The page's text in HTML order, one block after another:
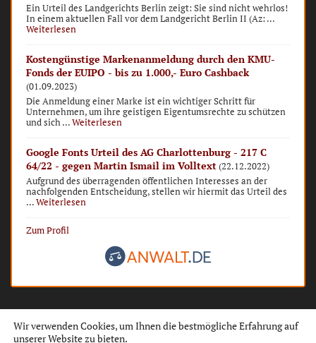
Ein Urteil des Landgerichts Berlin zeigt: Sie sind nicht wehrlos!
In einem aktuellen Fall vor dem Landgericht Berlin II (Az: ...
Weiterlesen
Kostengünstige Markenanmeldung durch den KMU-
Fonds der EUIPO - bis zu 1.000,- Euro Cashback
(01.09.2023)
Die Anmeldung einer Marke ist ein wichtiger Schritt für
Unternehmen, um ihre geistigen Eigentumsrechte zu schützen
und sich ...Weiterlesen
Google Fonts Urteil des AG Charlottenburg - 217 C
64/22 - gegen Martin Ismail im Volltext(22.12.2022)
Aufgrund des überragenden öffentlichen Interesses an der
nachfolgenden Entscheidung, stellen wir hiermit das Urteil des
...Weiterlesen
Zum Profil
Wir verwenden Cookies, um Ihnen die bestmögliche Erfahrung auf
unserer Website zu bieten.